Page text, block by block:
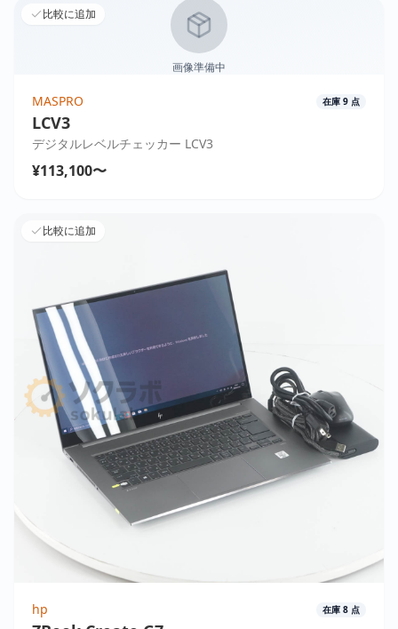
比較に追加
画像準備中
MASPRO 在庫 9 点
LCV3
デジタルレベルチェッカー LCV3
¥113,100〜
比較に追加
hp 在庫 8 点